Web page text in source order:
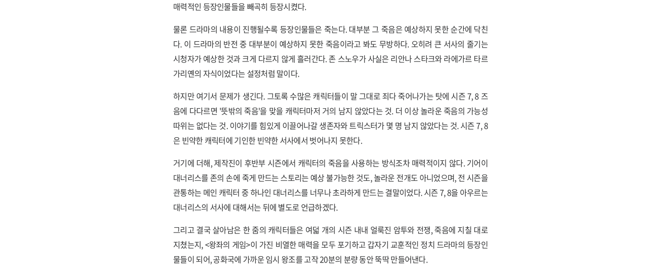
매력적인 등장인물들을 빼곡히 등장시켰다.
물론 드라마의 내용이 진행될수록 등장인물들은 죽는다. 대부분 그 죽음은 예상하지 못한 순간에 닥친
다. 이 드라마의 반전 중 대부분이 예상하지 못한 죽음이라고 봐도 무방하다. 오히려 큰 서사의 줄기는
시청자가 예상한 것과 크게 다르지 않게 흘러간다. 존 스노우가 사실은 리안나 스타크와 라에가르 타르
가리옌의 자식이었다는 설정처럼 말이다.
하지만 여기서 문제가 생긴다. 그토록 수많은 캐릭터들이 말 그대로 죄다 죽어나가는 탓에 시즌 7, 8 즈
음에 다다르면 '뜻밖의 죽음'을 맞을 캐릭터마저 거의 남지 않았다는 것. 더 이상 놀라운 죽음의 가능성
따위는 없다는 것. 이야기를 힘있게 이끌어나갈 생존자와 트릭스터가 몇 명 남지 않았다는 것. 시즌 7, 8
은 빈약한 캐릭터에 기인한 빈약한 서사에서 벗어나지 못한다.
거기에 더해, 제작진이 후반부 시즌에서 캐릭터의 죽음을 사용하는 방식조차 매력적이지 않다. 기어이
대너리스를 존의 손에 죽게 만드는 스토리는 예상 불가능한 것도, 놀라운 전개도 아니었으며, 전 시즌을
관통하는 메인 캐릭터 중 하나인 대너리스를 너무나 초라하게 만드는 결말이었다. 시즌 7, 8을 아우르는
대너리스의 서사에 대해서는 뒤에 별도로 언급하겠다.
그리고 결국 살아남은 한 줌의 캐릭터들은 여덟 개의 시즌 내내 얼룩진 암투와 전쟁, 죽음에 지칠 대로
지쳤는지, <왕좌의 게임>이 가진 비열한 매력을 모두 포기하고 갑자기 교훈적인 정치 드라마의 등장인
물들이 되어, 공화국에 가까운 임시 왕조를 고작 20분의 분량 동안 뚝딱 만들어낸다.